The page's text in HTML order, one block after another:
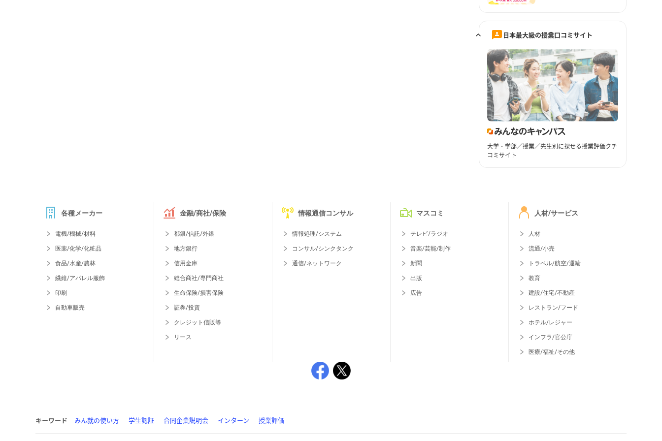
日本最大級の授業口コミサイト
大学・学部／授業／先生別に探せる授業評価クチ
コミサイト
各種メーカー
電機/機械/材料
医薬/化学/化粧品
食品/水産/農林
繊維/アパレル服飾
印刷
自動車販売
金融/商社/保険
都銀/信託/外銀
地方銀行
信用金庫
総合商社/専門商社
生命保険/損害保険
証券/投資
クレジット信販等
リース
情報通信コンサル
情報処理/システム
コンサル/シンクタンク
通信/ネットワーク
マスコミ
テレビ/ラジオ
音楽/芸能/制作
新聞
出版
広告
人材/サービス
人材
流通/小売
トラベル/航空/運輸
教育
建設/住宅/不動産
レストラン/フード
ホテル/レジャー
インフラ/官公庁
医療/福祉/その他
キーワード みん就の使い方 学生認証 合同企業説明会 インターン 授業評価